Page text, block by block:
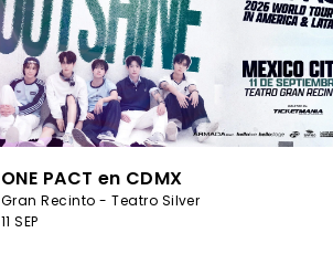
ONE PACT en CDMX
Gran Recinto - Teatro Silver
11 SEP